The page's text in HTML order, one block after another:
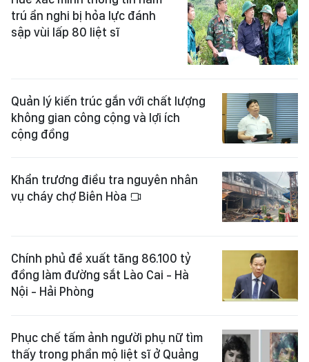
trú ẩn nghi bị hỏa lực đánh
sập vùi lấp 80 liệt sĩ
Quản lý kiến trúc gắn với chất lượng
không gian công cộng và lợi ích
cộng đồng
Khẩn trương điều tra nguyên nhân
vụ cháy chợ Biên Hòa
Chính phủ đề xuất tăng 86.100 tỷ
đồng làm đường sắt Lào Cai - Hà
Nội - Hải Phòng
Phục chế tấm ảnh người phụ nữ tìm
thấy trong phần mộ liệt sĩ ở Quảng